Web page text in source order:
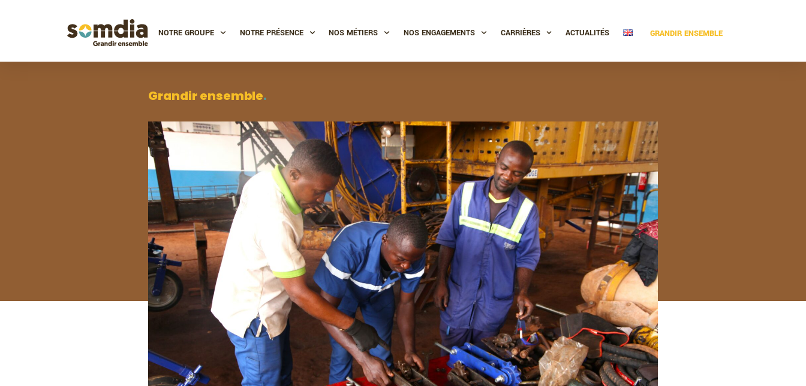
NOTRE GROUPE NOTRE PRÉSENCE NOS MÉTIERS NOS ENGAGEMENTS CARRIÈRES ACTUALITÉS GRANDIR ENSEMBLE
Grandir ensemble.